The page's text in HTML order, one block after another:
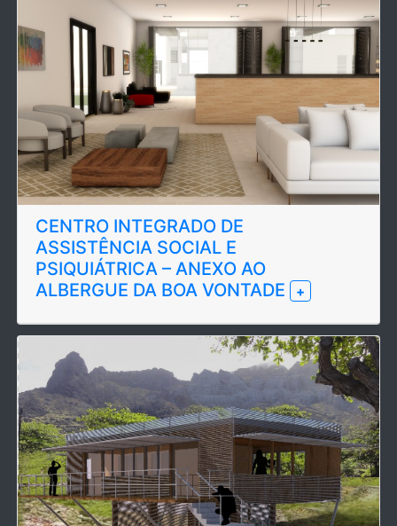
CENTRO INTEGRADO DE
ASSISTÊNCIA SOCIAL E
PSIQUIÁTRICA – ANEXO AO
ALBERGUE DA BOA VONTADE
+